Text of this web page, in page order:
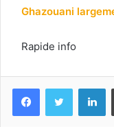
Ghazouani
Rapide info
FacebookTwitter